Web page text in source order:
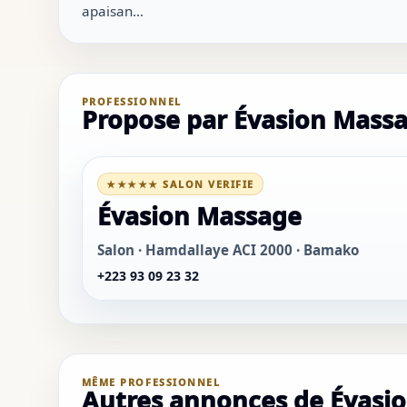
apaisan...
PROFESSIONNEL
Propose par Évasion
★★★★★ SALON VERIFIE
Évasion Massage
Salon · Hamdallaye ACI 2000 · Bamako
+223 93 09 23 32
MÊME PROFESSIONNEL
Autres annonces de